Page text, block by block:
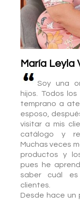
María Leyla
Soy una
hijos. Todos
temprano a
esposo,
visitar a mis
catálogo y
Muchas veces
productos y
pues he
saber cuál
clientes.
Desde hace un